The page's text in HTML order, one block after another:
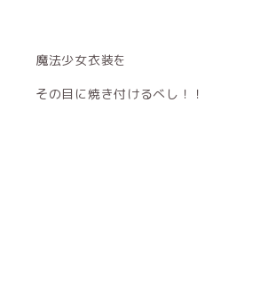
魔法少女衣装を
その目に焼き付けるべし！！